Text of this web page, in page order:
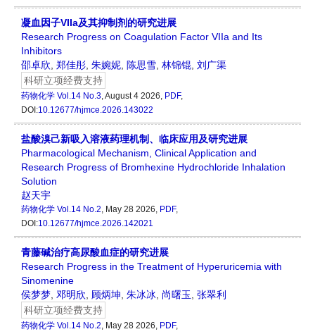
凝血因子VIIa及其抑制剂的研究进展
Research Progress on Coagulation Factor VIIa and Its
Inhibitors
邵卓欣 郑佳彤 朱婉妮 陈思雪 林锦锟 刘广渠
科研立项经费支持
药物化学 Vol.14 No.3, August 4 2026, PDF,
DOI:10.12677/hjmce.2026.143022
盐酸溴己新吸入溶液药理机制、临床应用及研究进展
Pharmacological Mechanism, Clinical Application and
Research Progress of Bromhexine Hydrochloride Inhalation
Solution
赵天宇
药物化学 Vol.14 No.2, May 28 2026, PDF,
DOI:10.12677/hjmce.2026.142021
青藤碱治疗高尿酸血症的研究进展
Research Progress in the Treatment of Hyperuricemia with
Sinomenine
侯梦梦 邓明欣 顾炳坤 朱冰冰 尚曙玉
张翠利
科研立项经费支持
药物化学 Vol.14 No.2, May 28 2026, PDF,